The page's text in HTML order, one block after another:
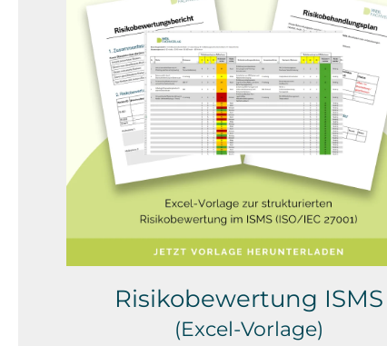
Risikobewertung ISMS
(Excel-Vorlage)